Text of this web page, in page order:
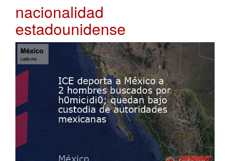
nacionalidad
estadounidense